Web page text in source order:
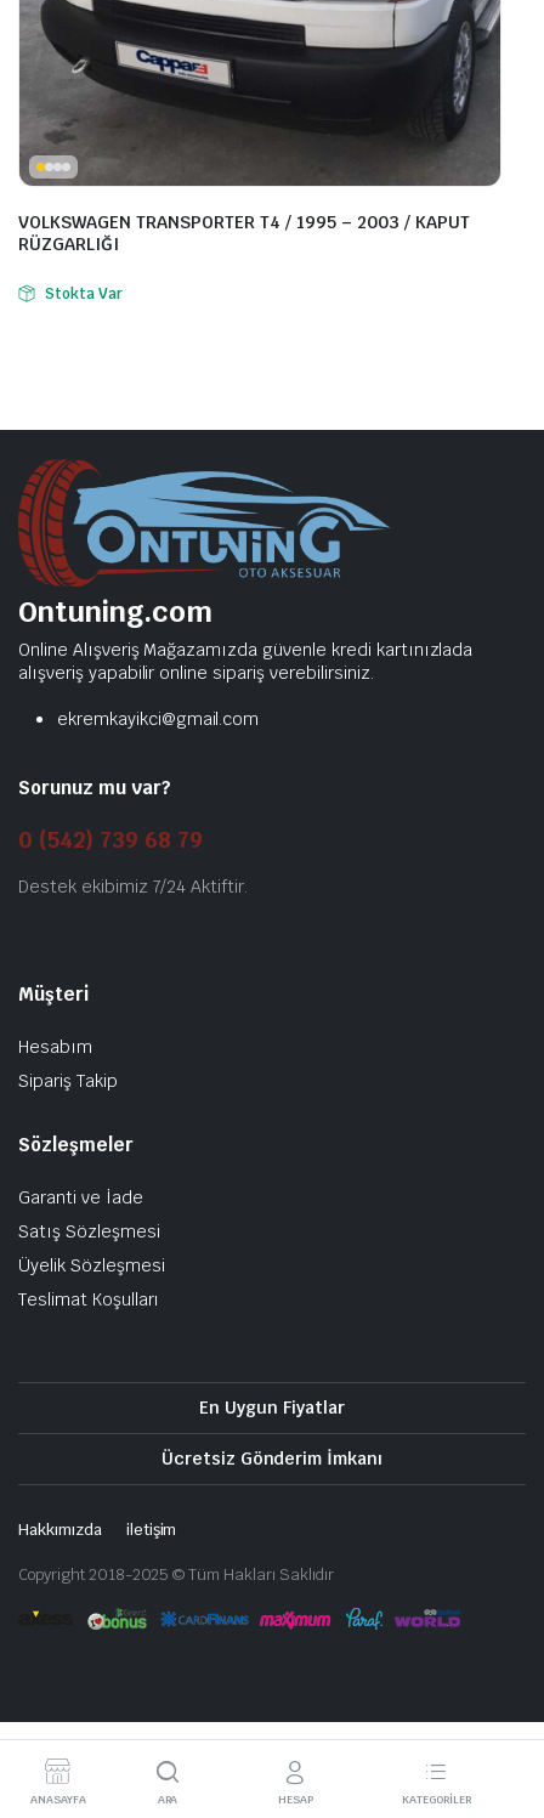
VOLKSWAGEN TRANSPORTER T4 / 1995 – 2003 / KAPUT
RÜZGARLIĞI
Stokta Var
Ontuning.com
Online Alışveriş Mağazamızda güvenle kredi kartınızlada
alışveriş yapabilir online sipariş verebilirsiniz.
ekremkayikci@gmail.com
Sorunuz mu var?
0 (542) 739 68 79
Destek ekibimiz 7/24 Aktiftir.
Müşteri
Hesabım
Sipariş Takip
Sözleşmeler
Garanti ve İade
Satış Sözleşmesi
Üyelik Sözleşmesi
Teslimat Koşulları
En Uygun Fiyatlar
Ücretsiz Gönderim İmkanı
Hakkımızda iletişim
Copyright 2018-2025 © Tüm Hakları Saklıdır
ANASAYFA ARA HESAP KATEGORILER